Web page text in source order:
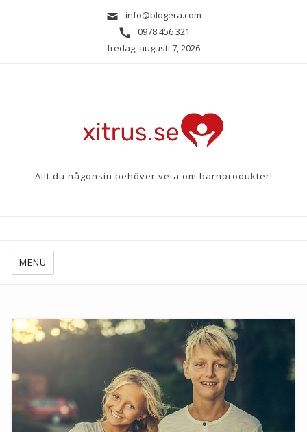
info@blogera.com
0978 456 321
fredag, augusti 7, 2026
Allt du någonsin behöver veta om barnprodukter!
MENU